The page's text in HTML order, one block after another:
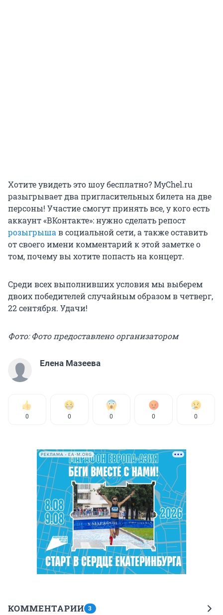
Хотите увидеть это шоу бесплатно? MyChel.ru
разыгрывает два пригласительных билета на две
персоны! Участие смогут принять все, у кого есть
аккаунт «ВКонтакте»: нужно сделать репост
розыгрыша в социальной сети, а также оставить
от своего имени комментарий к этой заметке о
том, почему вы хотите попасть на концерт.
Среди всех выполнивших условия мы выберем
двоих победителей случайным образом в четверг,
22 сентября. Удачи!
Фото: Фото предоставлено организатором
Елена Мазеева
0 0 0 0 0
РЕКЛАМА • EA-M.ORG
КОММЕНТАРИИ 3